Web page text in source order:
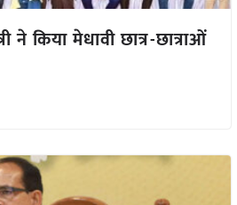
ने किया मेधावी छात्र-छात्राओं